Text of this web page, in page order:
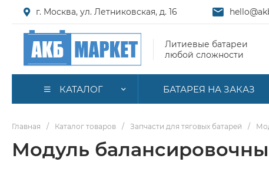
г. Москва, ул. Летниковская, д. 16
Литиевые батареи
любой сложности
КАТАЛОГ БАТАРЕЯ НА ЗАКАЗ
Главная / Каталог товаров / Запчасти для тяговых батарей /
Модуль